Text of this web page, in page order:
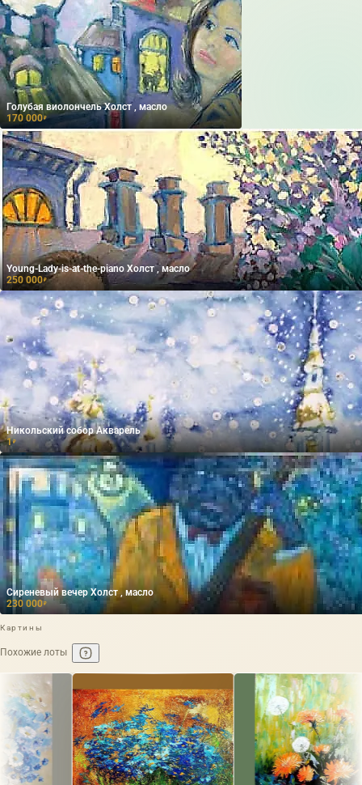
Голубая виолончель Холст , масло
170 000₽
Young-Lady-is-at-the-piano Холст , масло
250 000₽
Никольский собор Акварель
1₽
Сиреневый вечер Холст , масло
230 000₽
Картины
Похожие лоты